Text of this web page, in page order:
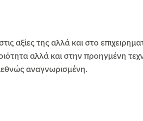
αξίες της αλλά και στο
αλλά και στην προηγμένη
αναγνωρισμένη.